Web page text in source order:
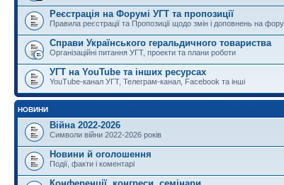
Реєстрація на Форумі УГТ та пропозиції
Правила реєстрації та Пропозиції щодо змін і доповнень на
Справи Українського геральдичного товариства
Організаційні питання УГТ, проекти та плани роботи
УГТ на YouTube та інших ресурсах
YouTube-канал УГТ, Телеграм-канал, Facebook та інші
НОВИНИ
Війна 2022-2026
Символи війни 2022-2026 років
Новини й оголошення
Події, факти і коментарі
Конференції, конгреси, семінари